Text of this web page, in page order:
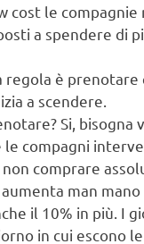
cost le
a spendere di
regola è
a scendere.
Si,
compagni
non comprare
man
il 10% in più. I
in cui escono